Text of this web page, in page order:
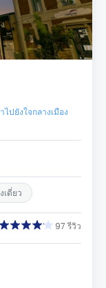
ปยังใจกลางเมือง
เดี่ยว
97 รีวิว